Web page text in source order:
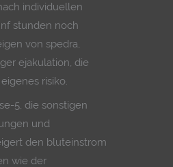
individuellen
stunden noch
von spedra,
ejakulation, die
risiko.
5, die sonstigen
und
den bluteinstrom
wie der